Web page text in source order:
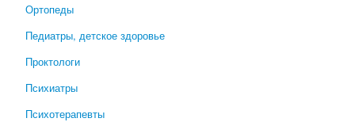
Ортопеды
Педиатры, детское здоровье
Проктологи
Психиатры
Психотерапевты